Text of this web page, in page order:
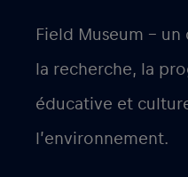
Field Museum –
la recherche, la
éducative et
l’environnement.